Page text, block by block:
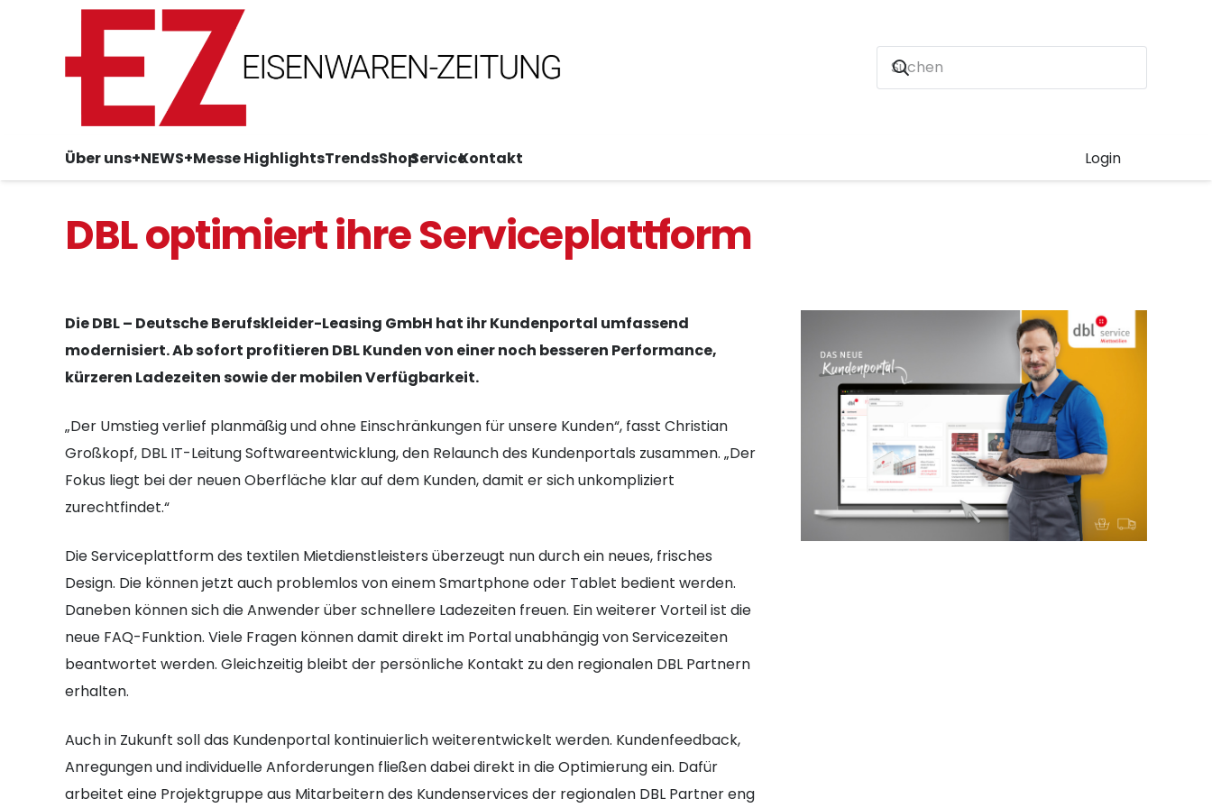
Über uns+NEWS+Messe HighlightsTrendsShopServiceKontakt Login
DBL optimiert ihre Serviceplattform
Die DBL – Deutsche Berufskleider-Leasing GmbH hat ihr Kundenportal umfassend
modernisiert. Ab sofort profitieren DBL Kunden von einer noch besseren Performance,
kürzeren Ladezeiten sowie der mobilen Verfügbarkeit.
„Der Umstieg verlief planmäßig und ohne Einschränkungen für unsere Kunden“, fasst Christian
Großkopf, DBL IT-Leitung Softwareentwicklung, den Relaunch des Kundenportals zusammen. „Der
Fokus liegt bei der neuen Oberfläche klar auf dem Kunden, damit er sich unkompliziert
zurechtfindet.“
Die Serviceplattform des textilen Mietdienstleisters überzeugt nun durch ein neues, frisches
Design. Die können jetzt auch problemlos von einem Smartphone oder Tablet bedient werden.
Daneben können sich die Anwender über schnellere Ladezeiten freuen. Ein weiterer Vorteil ist die
neue FAQ-Funktion. Viele Fragen können damit direkt im Portal unabhängig von Servicezeiten
beantwortet werden. Gleichzeitig bleibt der persönliche Kontakt zu den regionalen DBL Partnern
erhalten.
Auch in Zukunft soll das Kundenportal kontinuierlich weiterentwickelt werden. Kundenfeedback,
Anregungen und individuelle Anforderungen fließen dabei direkt in die Optimierung ein. Dafür
arbeitet eine Projektgruppe aus Mitarbeitern des Kundenservices der regionalen DBL Partner eng